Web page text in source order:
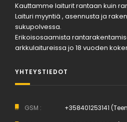
Kauttamme laiturit rantaan kuin
Laituri myyntiä , asennusta ja
sukupolvessa.
Erikoisosaamista
arkkulaitureissa jo 18 vuoden
YHTEYSTIEDOT
GSM : +358401253141